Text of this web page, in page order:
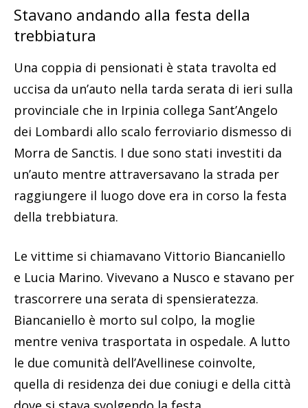
Stavano andando alla festa della
trebbiatura
Una coppia di pensionati è stata travolta ed
uccisa da un’auto nella tarda serata di ieri sulla
provinciale che in Irpinia collega Sant’Angelo
dei Lombardi allo scalo ferroviario dismesso di
Morra de Sanctis. I due sono stati investiti da
un’auto mentre attraversavano la strada per
raggiungere il luogo dove era in corso la festa
della trebbiatura.
Le vittime si chiamavano Vittorio Biancaniello
e Lucia Marino. Vivevano a Nusco e stavano per
trascorrere una serata di spensieratezza.
Biancaniello è morto sul colpo, la moglie
mentre veniva trasportata in ospedale. A lutto
le due comunità dell’Avellinese coinvolte,
quella di residenza dei due coniugi e della città